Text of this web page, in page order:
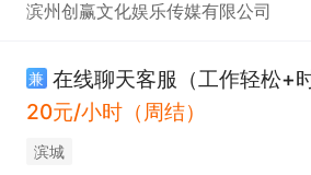
滨州创赢文化娱乐传媒有限公司
兼 在线聊天客服（工作轻松+
20元/小时（周结）
滨城